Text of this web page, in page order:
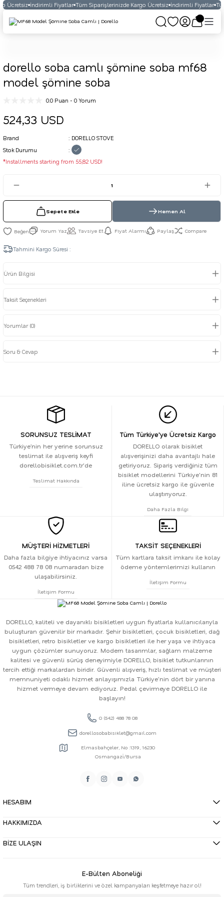
Ücretsiz İndirimli Fiyatlar Tüm Siparişlerinizde Kargo Ücretsiz İndirimli Fiyatlar
dorello soba camlı şömine soba mf68
model şömine soba
0.0 Puan - 0 Yorum
524,33 USD
Brand
DORELLO STOVE
Stok Durumu
*Installments starting from 55,82 USD!
Sepete Ekle Hemen Al
Yorum Yaz Tavsiye Et Fiyat Alarmı Paylaş Compare
Tahmini Kargo Süresi :
Ürün Bilgisi
Taksit Seçenekleri
Yorumlar (0)
Soru & Cevap
SORUNSUZ TESLİMAT
Türkiye’nin her yerine sorunsuz
teslimat ile alışveriş keyfi
dorellobisiklet.com.tr'de
Teslimat Hakkında
Tüm Türkiye'ye Ücretsiz Kargo
DORELLO olarak bisiklet
alışverişinizi daha avantajlı hale
getiriyoruz. Sipariş verdiğiniz tüm
bisiklet modellerini Türkiye'nin 81
iline ücretsiz kargo ile güvenle
ulaştırıyoruz.
Daha Fazla Bilgi
MÜŞTERİ HİZMETLERİ
Daha fazla bilgiye ihtiyacınız varsa
0542 488 78 08 numaradan bize
ulaşabilirsiniz.
İletişim Formu
TAKSİT SEÇENEKLERİ
Tüm kartlara taksit imkanı ile kolay
ödeme yöntemlerimizi kullanın
İletişim Formu
DORELLO, kaliteli ve dayanıklı bisikletleri uygun fiyatlarla kullanıcılarıyla
buluşturan güvenilir bir markadır. Şehir bisikletleri, çocuk bisikletleri, dağ
bisikletleri, retro bisikletler ve kargo bisikletleri ile her yaşa ve ihtiyaca
uygun çözümler sunuyoruz. Modern tasarımlar, sağlam malzeme
kalitesi ve güvenli sürüş deneyimiyle DORELLO, bisiklet tutkunlarının
tercih ettiği markalardan biridir. Güvenli alışveriş, hızlı teslimat ve müşteri
memnuniyeti odaklı hizmet anlayışımızla Türkiye'nin dört bir yanına
hizmet vermeye devam ediyoruz. Pedal çevirmeye DORELLO ile
başlayın!
0 (542) 488 78 08
dorellosobabisiklet@gmail.com
Elmasbahçeler, No :1319, 16230
Osmangazi̇/Bursa
HESABIM
HAKKIMIZDA
BİZE ULAŞIN
E-Bülten Aboneliği
Tüm trendleri, iş birliklerini ve özel kampanyaları keşfetmeye hazır ol!